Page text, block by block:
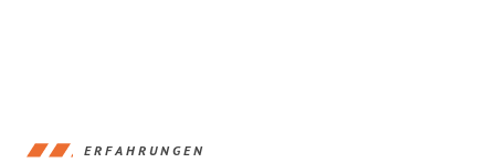
ERFAHRUNGEN